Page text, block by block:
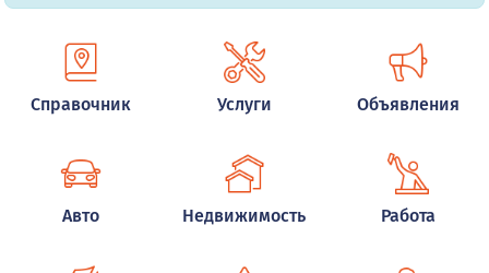
Справочник Услуги Объявления
Авто Недвижимость Работа